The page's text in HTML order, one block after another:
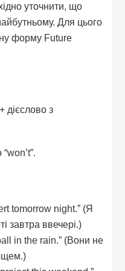
уточнити, що
Для цього
форму Future
дієслово з
tomorrow night.” (Я
завтра ввечері.)
in the rain.” (Вони не